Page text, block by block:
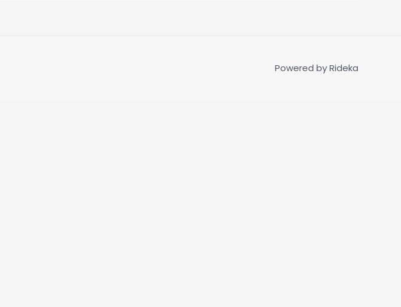
Powered byRideka